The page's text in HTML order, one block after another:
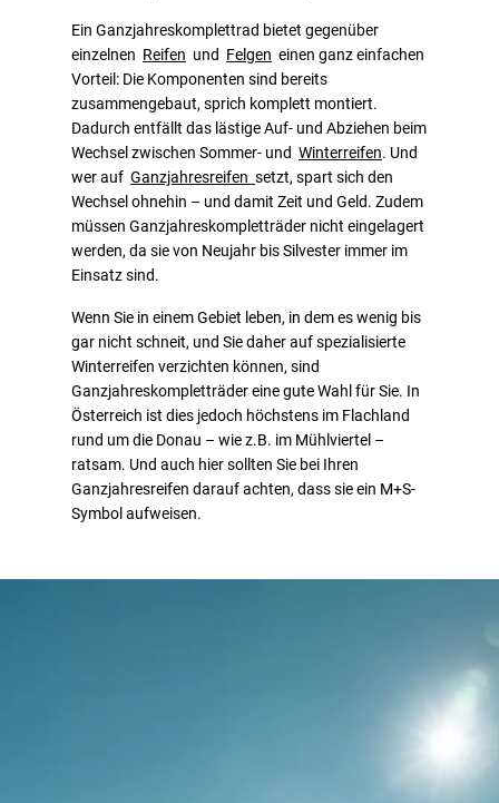
Ein Ganzjahreskomplettrad bietet gegenüber
einzelnen Reifen und Felgen einen ganz einfachen
Vorteil: Die Komponenten sind bereits
zusammengebaut, sprich komplett montiert.
Dadurch entfällt das lästige Auf- und Abziehen beim
Wechsel zwischen Sommer- und Winterreifen. Und
wer auf Ganzjahresreifen setzt, spart sich den
Wechsel ohnehin – und damit Zeit und Geld. Zudem
müssen Ganzjahreskompletträder nicht eingelagert
werden, da sie von Neujahr bis Silvester immer im
Einsatz sind.
Wenn Sie in einem Gebiet leben, in dem es wenig bis
gar nicht schneit, und Sie daher auf spezialisierte
Winterreifen verzichten können, sind
Ganzjahreskompletträder eine gute Wahl für Sie. In
Österreich ist dies jedoch höchstens im Flachland
rund um die Donau – wie z.B. im Mühlviertel –
ratsam. Und auch hier sollten Sie bei Ihren
Ganzjahresreifen darauf achten, dass sie ein M+S-
Symbol aufweisen.